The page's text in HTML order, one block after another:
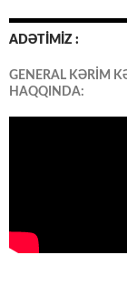
ADƏTİMİZ :
GENERAL KƏRİM
HAQQINDA: